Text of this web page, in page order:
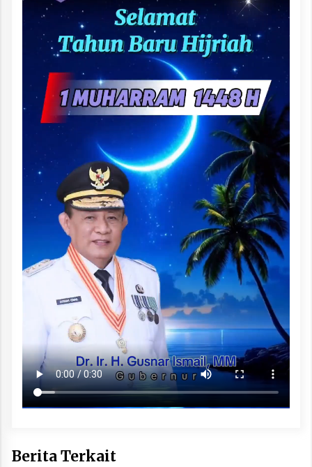
Berita Terkait